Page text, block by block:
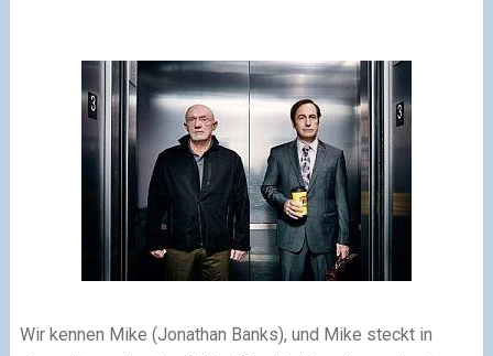
Wir kennen Mike (Jonathan Banks), und Mike steckt in